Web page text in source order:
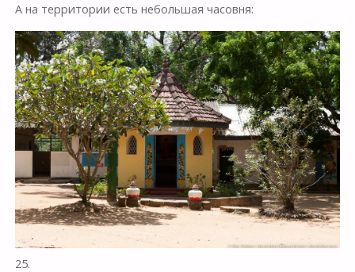
А на территории есть небольшая часовня:
25.